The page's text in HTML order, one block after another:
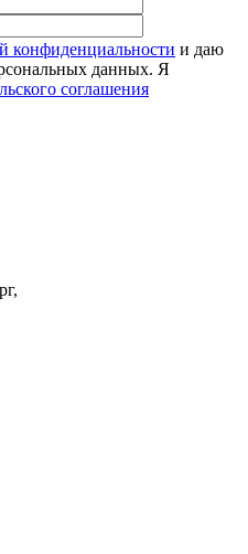
конфиденциальности и даю
данных. Я
соглашения